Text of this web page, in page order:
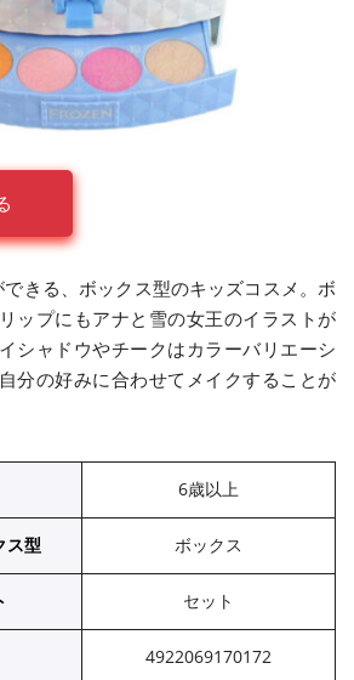
きる、ボックス型のキッズコスメ。ボ
ップにもアナと雪の女王のイラストが
シャドウやチークはカラーバリエーシ
分の好みに合わせてメイクすることが
6歳以上
ス型 ボックス
セット
4922069170172